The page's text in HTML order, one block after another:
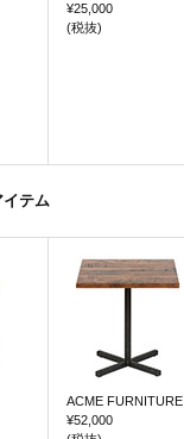
¥25,000
(税抜)
テム
ACME FURNITURE
¥52,000